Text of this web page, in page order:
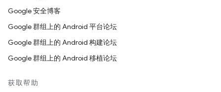
Google 安全博客
Google 群组上的 Android 平台论坛
Google 群组上的 Android 构建论坛
Google 群组上的 Android 移植论坛
获取帮助